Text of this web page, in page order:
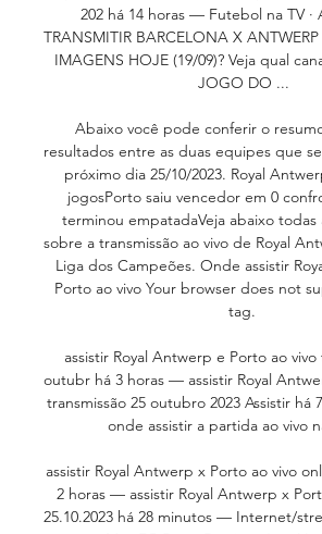
202 há 14 horas — Futebol na TV ·
TRANSMITIR BARCELONA X
IMAGENS HOJE (19/09)? Veja qual
JOGO DO ...
Abaixo você pode conferir o
resultados entre as duas equipes que
próximo dia 25/10/2023. Royal
jogosPorto saiu vencedor em 0
terminou empatadaVeja abaixo todas
sobre a transmissão ao vivo de Royal
Liga dos Campeões. Onde assistir
Porto ao vivo Your browser does not
tag.
assistir Royal Antwerp e Porto ao vivo
outubr há 3 horas — assistir Royal
transmissão 25 outubro 2023 Assistir
onde assistir a partida ao vivo
assistir Royal Antwerp x Porto ao vivo
2 horas — assistir Royal Antwerp x
25.10.2023 há 28 minutos — Internet/